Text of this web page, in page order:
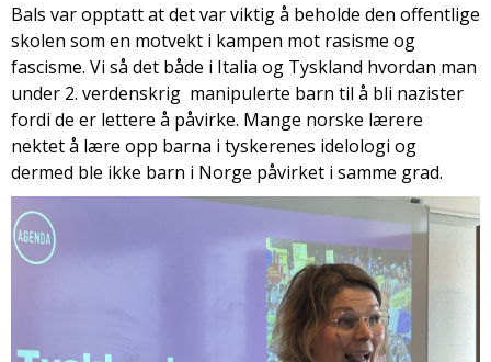
Bals var opptatt at det var viktig å beholde den offentlige
skolen som en motvekt i kampen mot rasisme og
fascisme. Vi så det både i Italia og Tyskland hvordan man
under 2. verdenskrig manipulerte barn til å bli nazister
fordi de er lettere å påvirke. Mange norske lærere
nektet å lære opp barna i tyskerenes idelologi og
dermed ble ikke barn i Norge påvirket i samme grad.